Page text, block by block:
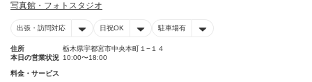
写真館・フォトスタジオ
出張・訪問対応 日祝OK 駐車場有
住所
栃木県宇都宮市中央本町１−１４
本日の営業状況 10:00〜18:00
料金・サービス